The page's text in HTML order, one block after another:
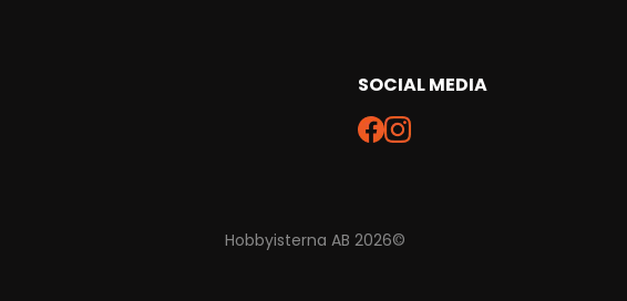
SOCIAL MEDIA
Hobbyisterna AB 2026©